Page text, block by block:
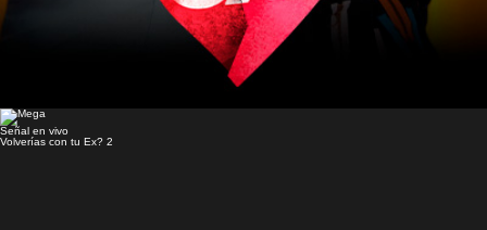
Señal en vivo
Volverías con tu Ex? 2